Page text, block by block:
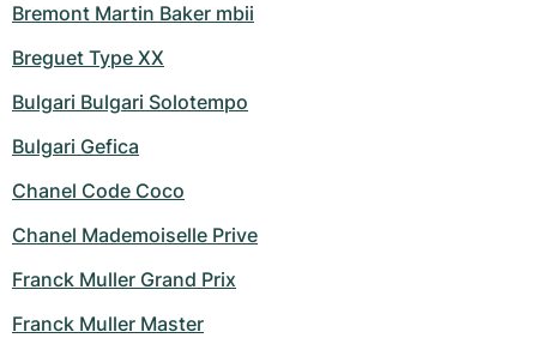
Bremont Martin Baker mbii
Breguet Type XX
Bulgari Bulgari Solotempo
Bulgari Gefica
Chanel Code Coco
Chanel Mademoiselle Prive
Franck Muller Grand Prix
Franck Muller Master